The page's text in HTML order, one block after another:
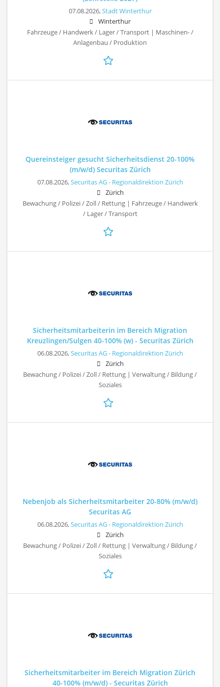
07.08.2026,Stadt Winterthur
Winterthur
Fahrzeuge / Handwerk / Lager / Transport | Maschinen- /
Anlagenbau / Produktion
Quereinsteiger gesucht Sicherheitsdienst 20-100%
(m/w/d) Securitas Zürich
07.08.2026,Securitas AG - Regionaldirektion Zürich
Zürich
Bewachung / Polizei / Zoll / Rettung | Fahrzeuge / Handwerk
/ Lager / Transport
Sicherheitsmitarbeiterin im Bereich Migration
Kreuzlingen/Sulgen 40-100% (w) - Securitas Zürich
06.08.2026,Securitas AG - Regionaldirektion Zürich
Zürich
Bewachung / Polizei / Zoll / Rettung | Verwaltung / Bildung /
Soziales
Nebenjob als Sicherheitsmitarbeiter 20-80% (m/w/d)
Securitas AG
06.08.2026,Securitas AG - Regionaldirektion Zürich
Zürich
Bewachung / Polizei / Zoll / Rettung | Verwaltung / Bildung /
Soziales
Sicherheitsmitarbeiter im Bereich Migration Zürich
40-100% (m/w/d) - Securitas Zürich